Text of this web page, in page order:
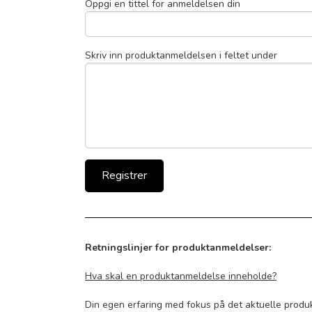
Oppgi en tittel for anmeldelsen din
Skriv inn produktanmeldelsen i feltet under
Retningslinjer for produktanmeldelser:
Hva skal en produktanmeldelse inneholde?
Din egen erfaring med fokus på det aktuelle